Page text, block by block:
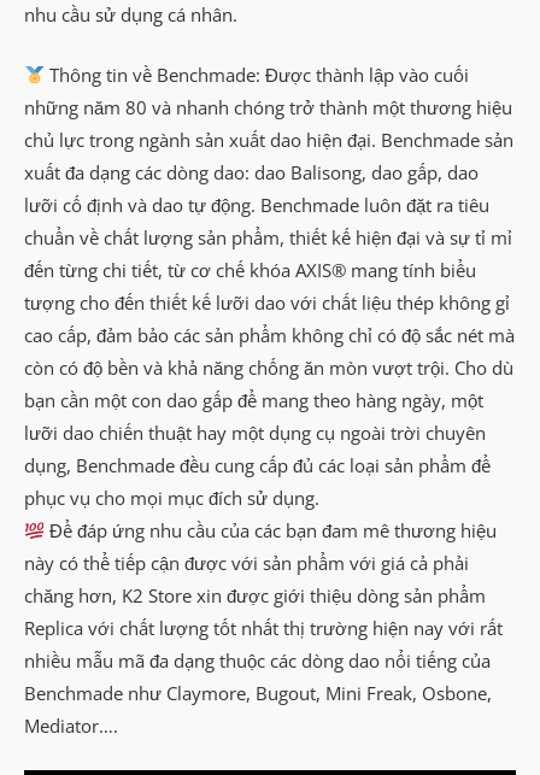
nhu cầu sử dụng cá nhân.
Thông tin về Benchmade: Được thành lập vào cuối
những năm 80 và nhanh chóng trở thành một thương hiệu
chủ lực trong ngành sản xuất dao hiện đại. Benchmade sản
xuất đa dạng các dòng dao: dao Balisong, dao gấp, dao
lưỡi cố định và dao tự động. Benchmade luôn đặt ra tiêu
chuẩn về chất lượng sản phẩm, thiết kế hiện đại và sự tỉ mỉ
đến từng chi tiết, từ cơ chế khóa AXIS® mang tính biểu
tượng cho đến thiết kế lưỡi dao với chất liệu thép không gỉ
cao cấp, đảm bảo các sản phẩm không chỉ có độ sắc nét mà
còn có độ bền và khả năng chống ăn mòn vượt trội. Cho dù
bạn cần một con dao gấp để mang theo hàng ngày, một
lưỡi dao chiến thuật hay một dụng cụ ngoài trời chuyên
dụng, Benchmade đều cung cấp đủ các loại sản phẩm để
phục vụ cho mọi mục đích sử dụng.
Để đáp ứng nhu cầu của các bạn đam mê thương hiệu
này có thể tiếp cận được với sản phẩm với giá cả phải
chăng hơn, K2 Store xin được giới thiệu dòng sản phẩm
Replica với chất lượng tốt nhất thị trường hiện nay với rất
nhiều mẫu mã đa dạng thuộc các dòng dao nổi tiếng của
Benchmade như Claymore, Bugout, Mini Freak, Osbone,
Mediator….